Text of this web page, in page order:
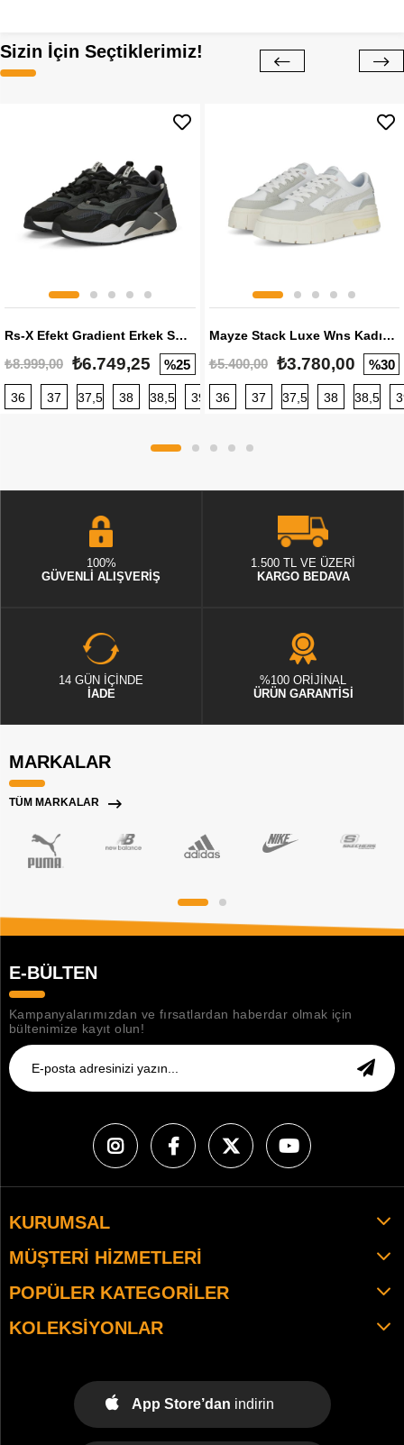
Sizin İçin Seçtiklerimiz!
Rs-X Efekt Gradient Erkek Sneaker
₺8.999,00 ₺6.749,25 %25
36 37 37,5 38 38,5 39 40 40,5 41 42 42,5
Mayze Stack Luxe Wns Kadın Sneaker
₺5.400,00 ₺3.780,00 %30
36 37 37,5 38 38,5
100%
GÜVENLİ ALIŞVERİŞ
1.500 TL VE ÜZERİ
KARGO BEDAVA
14 GÜN İÇİNDE
İADE
%100 ORİJİNAL
ÜRÜN GARANTİSİ
MARKALAR
TÜM MARKALAR
E-BÜLTEN
Kampanyalarımızdan ve fırsatlardan haberdar olmak için
bültenimize kayıt olun!
KURUMSAL
MÜŞTERI HIZMETLERI
POPÜLER KATEGORILER
KOLEKSIYONLAR
App Store’dan indirin